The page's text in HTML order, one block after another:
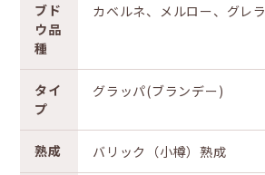
ブド
ウ品
種
カベルネ、メルロー、グレラ
タイ
プ
グラッパ(ブランデー)
熟成 バリック（小樽）熟成